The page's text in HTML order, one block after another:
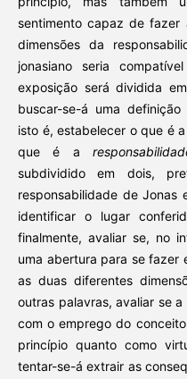
sentimento capaz de fazer
dimensões da
jonasiano seria
exposição será dividida
buscar-se-á uma
isto é, estabelecer o que é a
que é a
subdividido em dois,
responsabilidade de Jonas
identificar o lugar
finalmente, avaliar se, no
uma abertura para se fazer
as duas diferentes
outras palavras, avaliar se
com o emprego do
princípio quanto como
tentar-se-á extrair as